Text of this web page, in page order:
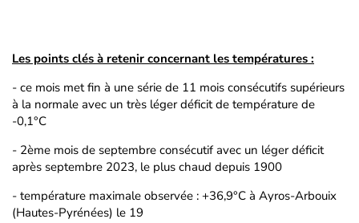
Les points clés à retenir concernant les températures :
- ce mois met fin à une série de 11 mois consécutifs supérieurs
à la normale avec un très léger déficit de température de
-0,1°C
- 2ème mois de septembre consécutif avec un léger déficit
après septembre 2023, le plus chaud depuis 1900
- température maximale observée : +36,9°C à Ayros-Arbouix
(Hautes-Pyrénées) le 19